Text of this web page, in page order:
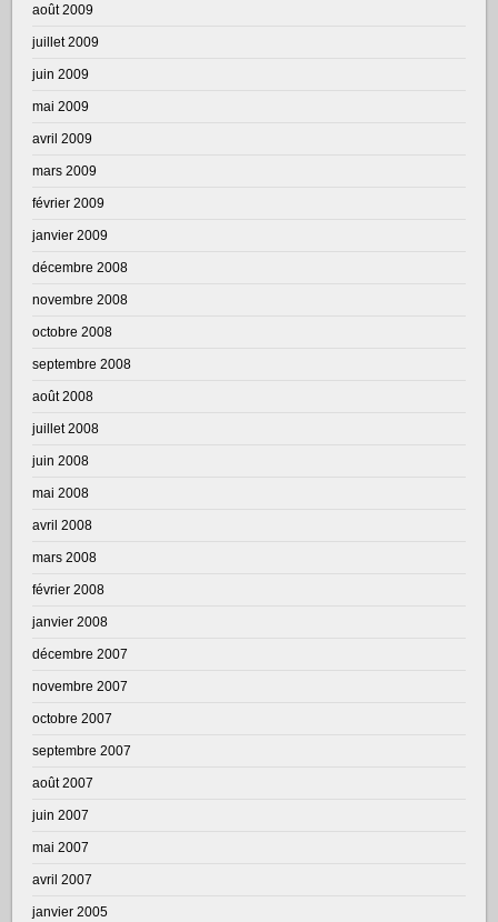
août 2009
juillet 2009
juin 2009
mai 2009
avril 2009
mars 2009
février 2009
janvier 2009
décembre 2008
novembre 2008
octobre 2008
septembre 2008
août 2008
juillet 2008
juin 2008
mai 2008
avril 2008
mars 2008
février 2008
janvier 2008
décembre 2007
novembre 2007
octobre 2007
septembre 2007
août 2007
juin 2007
mai 2007
avril 2007
janvier 2005